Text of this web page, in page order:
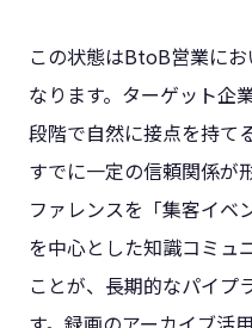
この状態はBtoB営業に
なります。ターゲット企
段階で自然に接点を持て
すでに一定の信頼関係が
ファレンスを「集客イベ
を中心とした知識コミュ
ことが、長期的なパイプ